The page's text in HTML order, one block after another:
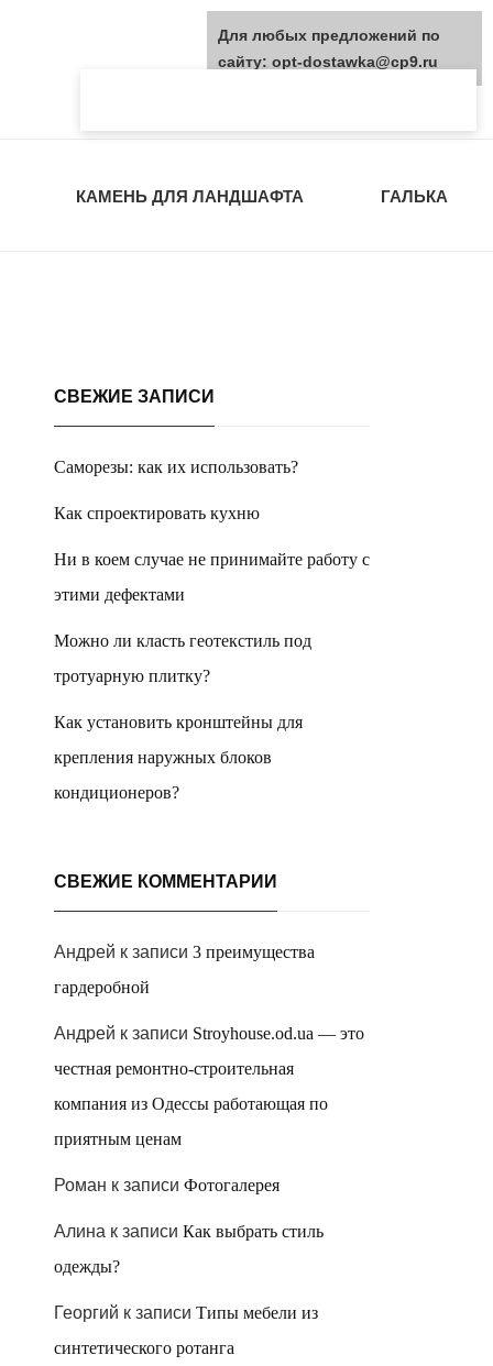
КАМЕНЬ ДЛЯ ЛАНДШАФТА ГАЛЬКА
СВЕЖИЕ ЗАПИСИ
Саморезы: как их использовать?
Как спроектировать кухню
Ни в коем случае не принимайте работу с
этими дефектами
Можно ли класть геотекстиль под
тротуарную плитку?
Как установить кронштейны для
крепления наружных блоков
кондиционеров?
СВЕЖИЕ КОММЕНТАРИИ
Андрей к записи 3 преимущества
гардеробной
Андрей к записи Stroyhouse.od.ua — это
честная ремонтно-строительная
компания из Одессы работающая по
приятным ценам
Роман к записи Фотогалерея
Алина к записи Как выбрать стиль
одежды?
Георгий к записи Типы мебели из
синтетического ротанга
Для любых предложений по
сайту: opt-dostawka@cp9.ru